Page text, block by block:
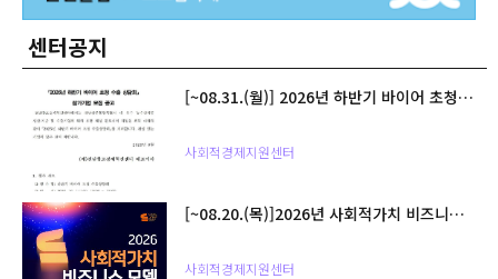
센터공지
[~08.31.(월)] 2026년 하반기 바이어 초청 수출 상담회 참가기업 모집 공고
사회적경제지원센터
[~08.20.(목)]2026년 사회적가치 비즈니스 모델 공모전 공고
사회적경제지원센터